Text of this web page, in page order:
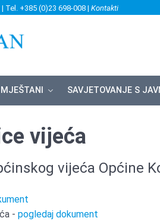
Tel. +385 (0)23 698-008 | Kontakti
MJEŠTANI SAVJETOVANJE S
vijeća
vijeća Općine
-pogledaj dokument